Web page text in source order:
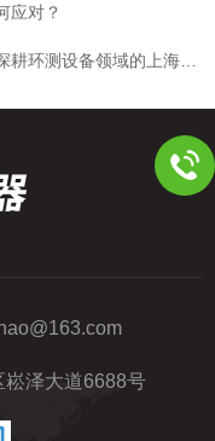
应对？
环测设备领域的上海览浩
崧泽大道6688号